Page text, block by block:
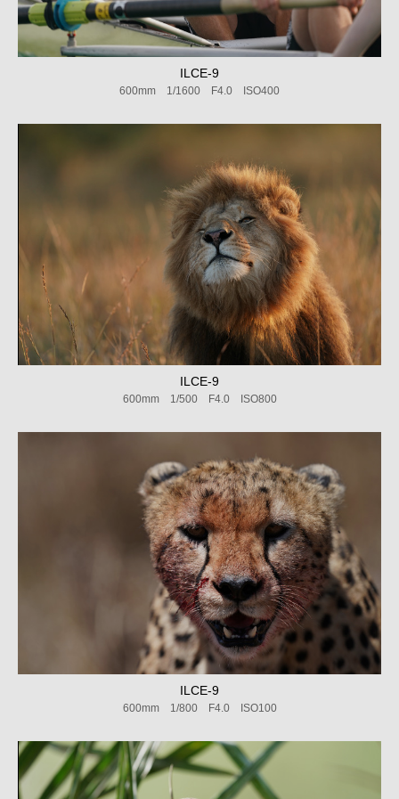
ILCE-9
600mm 1/1600 F4.0 ISO400
ILCE-9
600mm 1/500 F4.0 ISO800
ILCE-9
600mm 1/800 F4.0 ISO100